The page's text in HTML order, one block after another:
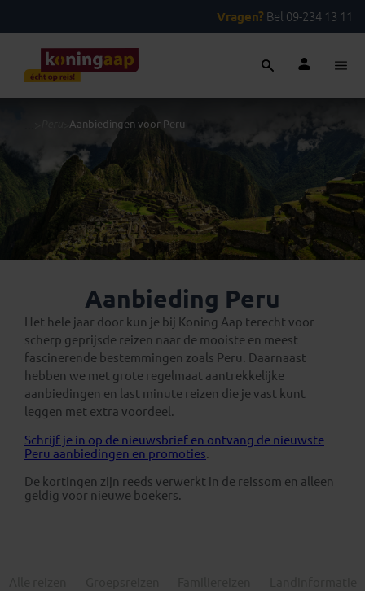
Vragen? Bel 09-234 13 11
Aanbiedingen voor Peru
Aanbieding Peru
Het hele jaar door kun je bij Koning Aap terecht voor
scherp geprijsde reizen naar de mooiste en meest
fascinerende bestemmingen zoals Peru. Daarnaast
hebben we met grote regelmaat aantrekkelijke
aanbiedingen en last minute reizen die je vast kunt
leggen met extra voordeel.
Schrijf je in op de nieuwsbrief en ontvang de nieuwste
Peru aanbiedingen en promoties.
De kortingen zijn reeds verwerkt in de reissom en alleen
geldig voor nieuwe boekers.